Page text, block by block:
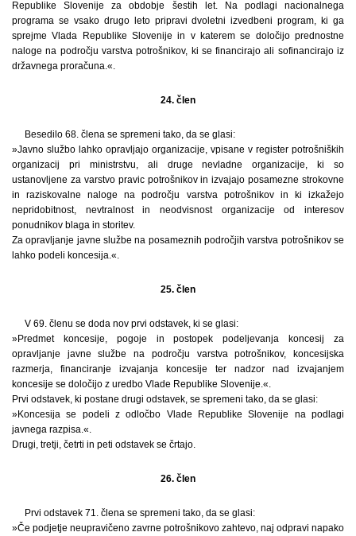
Republike Slovenije za obdobje šestih let. Na podlagi nacionalnega
programa se vsako drugo leto pripravi dvoletni izvedbeni program, ki ga
sprejme Vlada Republike Slovenije in v katerem se določijo prednostne
naloge na področju varstva potrošnikov, ki se financirajo ali sofinancirajo iz
državnega proračuna.«.
24. člen
Besedilo 68. člena se spremeni tako, da se glasi:
»Javno službo lahko opravljajo organizacije, vpisane v register potrošniških
organizacij pri ministrstvu, ali druge nevladne organizacije, ki so
ustanovljene za varstvo pravic potrošnikov in izvajajo posamezne strokovne
in raziskovalne naloge na področju varstva potrošnikov in ki izkažejo
nepridobitnost, nevtralnost in neodvisnost organizacije od interesov
ponudnikov blaga in storitev.
Za opravljanje javne službe na posameznih področjih varstva potrošnikov se
lahko podeli koncesija.«.
25. člen
V 69. členu se doda nov prvi odstavek, ki se glasi:
»Predmet koncesije, pogoje in postopek podeljevanja koncesij za
opravljanje javne službe na področju varstva potrošnikov, koncesijska
razmerja, financiranje izvajanja koncesije ter nadzor nad izvajanjem
koncesije se določijo z uredbo Vlade Republike Slovenije.«.
Prvi odstavek, ki postane drugi odstavek, se spremeni tako, da se glasi:
»Koncesija se podeli z odločbo Vlade Republike Slovenije na podlagi
javnega razpisa.«.
Drugi, tretji, četrti in peti odstavek se črtajo.
26. člen
Prvi odstavek 71. člena se spremeni tako, da se glasi:
»Če podjetje neupravičeno zavrne potrošnikovo zahtevo, naj odpravi napako